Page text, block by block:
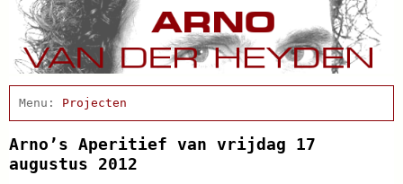
Home
Afscheidsbijeenkomst
Condoleance
Actueel
Arno Schrijft
Projecten
Arno’s Aperitief van vrijdag 17
augustus 2012